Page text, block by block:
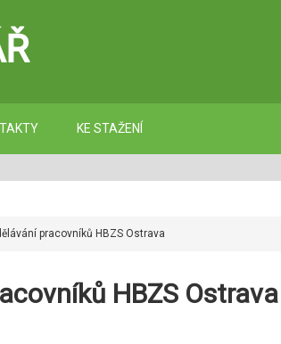
KE STAŽENÍ
pracovníků HBZS Ostrava
HBZS Ostrava